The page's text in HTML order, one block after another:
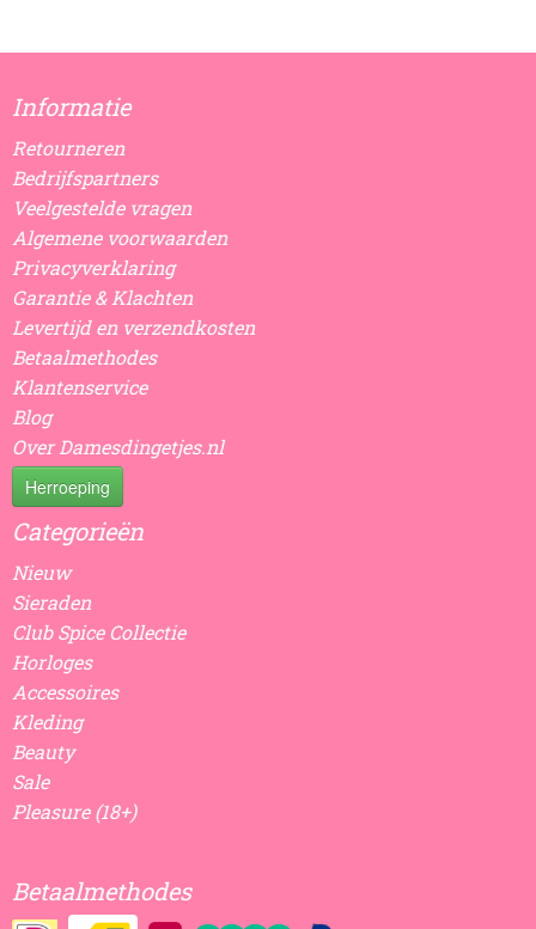
Informatie
Retourneren
Bedrijfspartners
Veelgestelde vragen
Algemene voorwaarden
Privacyverklaring
Garantie & Klachten
Levertijd en verzendkosten
Betaalmethodes
Klantenservice
Blog
Over Damesdingetjes.nl
Herroeping
Categorieën
Nieuw
Sieraden
Club Spice Collectie
Horloges
Accessoires
Kleding
Beauty
Sale
Pleasure (18+)
Betaalmethodes